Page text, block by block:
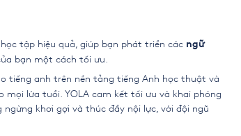
tập hiệu quả, giúp bạn phát triển các ngữ
bạn một cách tối ưu.
tiếng anh trên nền tảng tiếng Anh học thuật và
mọi lứa tuổi. YOLA cam kết tối ưu và khai phóng
khơi gợi và thúc đẩy nội lực, với đội ngũ